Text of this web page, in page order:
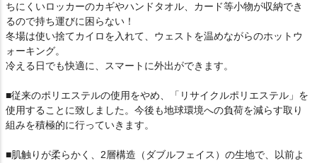
ちにくいロッカーのカギやハンドタオル、カード等小物が収納でき
るので持ち運びに困らない！
冬場は使い捨てカイロを入れて、ウェストを温めながらのホットウ
ォーキング。
冷える日でも快適に、スマートに外出ができます。
■従来のポリエステルの使用をやめ、「リサイクルポリエステル」を
使用することに致しました。今後も地球環境への負荷を減らす取り
組みを積極的に行っていきます。
■肌触りが柔らかく、2層構造（ダブルフェイス）の生地で、以前よ